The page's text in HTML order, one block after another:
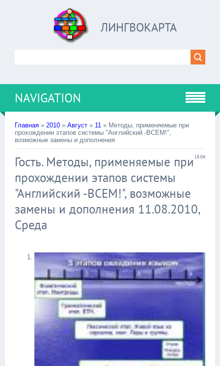
ЛИНГВОКАРТА
NAVIGATION
Главная » 2010 » Август » 11 » Методы, применяемые при
прохождении этапов системы "Английский -ВСЕМ!",
возможные замены и дополнения
18:04
Гость. Методы, применяемые при
прохождении этапов системы
"Английский -ВСЕМ!", возможные
замены и дополнения 11.08.2010,
Среда